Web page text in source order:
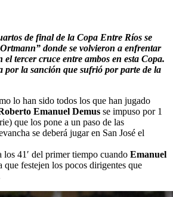
de final de la Copa Entre Ríos se
donde se volvieron a enfrentar
el tercer cruce entre ambos en esta Copa.
por la sanción que sufrió por parte de la
lo han sido todos los que han jugado
Emanuel Demus se impuso por 1
que los pone a un paso de las
se deberá jugar en San José el
41′ del primer tiempo cuando Emanuel
que festejen los pocos dirigentes que